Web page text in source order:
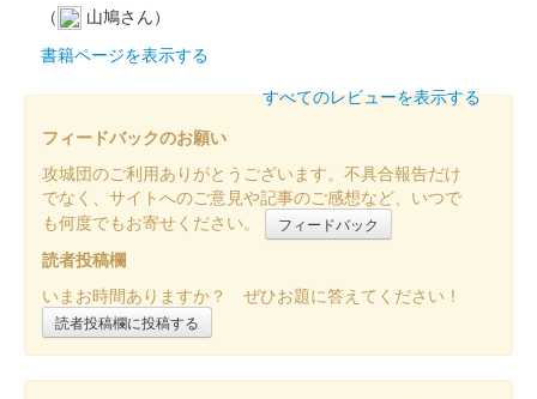
「江戸城」の文字は太田道灌の子孫である太田資暁氏による揮
毫。「江戸城天守を再建する会」主催の江戸城散策ツアー時のみ
江戸城 御城印
来場記念版
「江戸城」の文字は太田道灌の子孫である太田資暁氏による揮
毫。江戸城サロンなど「江戸城天守を再建する会」主催のイベン
ト時のみ購入可能。
江戸城 御城印
配布終了
（
山鳩さん）
書籍ページを表示する
すべてのレビューを表示する
フィードバックのお願い
攻城団のご利用ありがとうございます。不具合報告だけ
でなく、サイトへのご意見や記事のご感想など、いつで
も何度でもお寄せください。
フィードバック
読者投稿欄
いまお時間ありますか？ ぜひお題に答えてください！
読者投稿欄に投稿する